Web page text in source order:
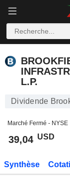
L.P.
Dividende
Marché Fermé - NYSE
39,04 USD
Synthèse